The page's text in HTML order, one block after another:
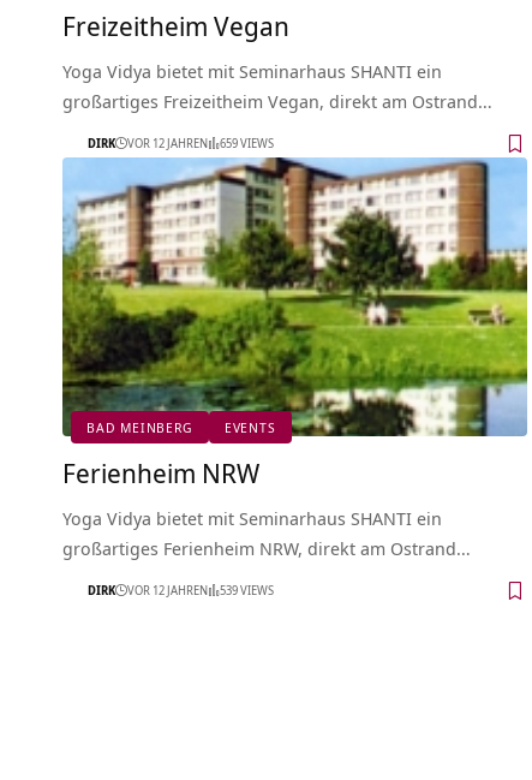
Freizeitheim Vegan
Yoga Vidya bietet mit Seminarhaus SHANTI ein
großartiges Freizeitheim Vegan, direkt am Ostrand…
DIRK VOR 12 JAHREN 659 VIEWS
BAD MEINBERG EVENTS
Ferienheim NRW
Yoga Vidya bietet mit Seminarhaus SHANTI ein
großartiges Ferienheim NRW, direkt am Ostrand…
DIRK VOR 12 JAHREN 539 VIEWS